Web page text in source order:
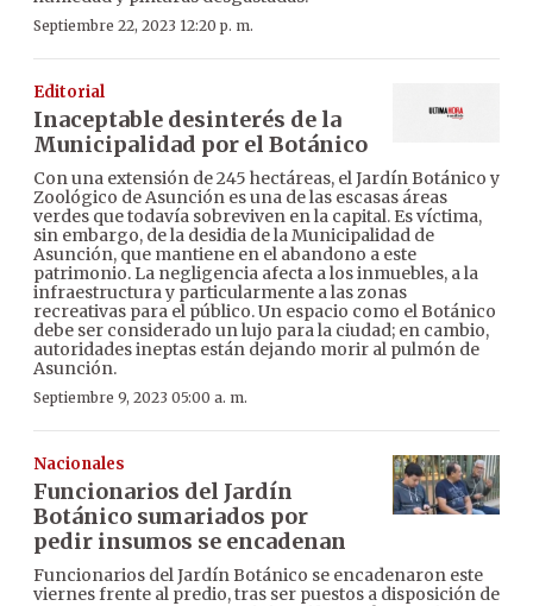
Septiembre 22, 2023 12:20 p. m.
Editorial
Inaceptable desinterés de la
Municipalidad por el Botánico
Con una extensión de 245 hectáreas, el Jardín Botánico y
Zoológico de Asunción es una de las escasas áreas
verdes que todavía sobreviven en la capital. Es víctima,
sin embargo, de la desidia de la Municipalidad de
Asunción, que mantiene en el abandono a este
patrimonio. La negligencia afecta a los inmuebles, a la
infraestructura y particularmente a las zonas
recreativas para el público. Un espacio como el Botánico
debe ser considerado un lujo para la ciudad; en cambio,
autoridades ineptas están dejando morir al pulmón de
Asunción.
Septiembre 9, 2023 05:00 a. m.
Nacionales
Funcionarios del Jardín
Botánico sumariados por
pedir insumos se encadenan
Funcionarios del Jardín Botánico se encadenaron este
viernes frente al predio, tras ser puestos a disposición de